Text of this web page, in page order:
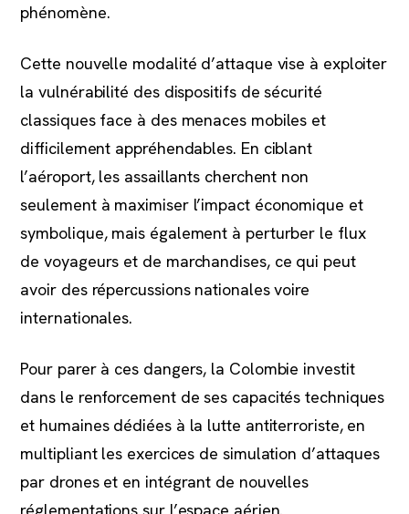
phénomène.
Cette nouvelle modalité d’attaque vise à exploiter
la vulnérabilité des dispositifs de sécurité
classiques face à des menaces mobiles et
difficilement appréhendables. En ciblant
l’aéroport, les assaillants cherchent non
seulement à maximiser l’impact économique et
symbolique, mais également à perturber le flux
de voyageurs et de marchandises, ce qui peut
avoir des répercussions nationales voire
internationales.
Pour parer à ces dangers, la Colombie investit
dans le renforcement de ses capacités techniques
et humaines dédiées à la lutte antiterroriste, en
multipliant les exercices de simulation d’attaques
par drones et en intégrant de nouvelles